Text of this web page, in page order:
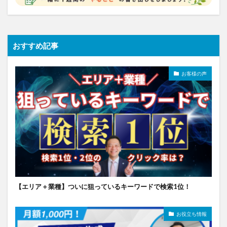
おすすめ記事
お客様の声
【エリア＋業種】ついに狙っているキーワードで検索1位！
お役立ち情報